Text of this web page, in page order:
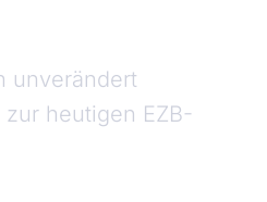
unverändert
heutigen EZB-